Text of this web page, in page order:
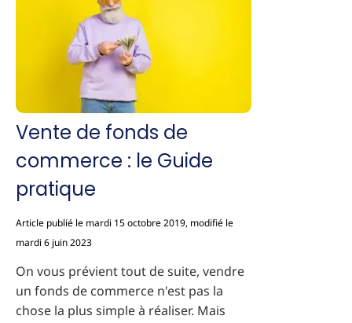
Vente de fonds de
commerce : le Guide
pratique
Article publié le mardi 15 octobre 2019, modifié le
mardi 6 juin 2023
On vous prévient tout de suite, vendre
un fonds de commerce n'est pas la
chose la plus simple à réaliser. Mais